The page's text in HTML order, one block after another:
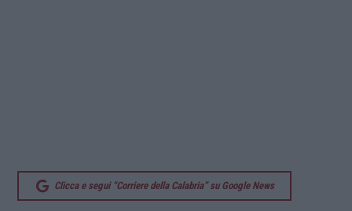
Clicca e segui “Corriere della Calabria” su Google News